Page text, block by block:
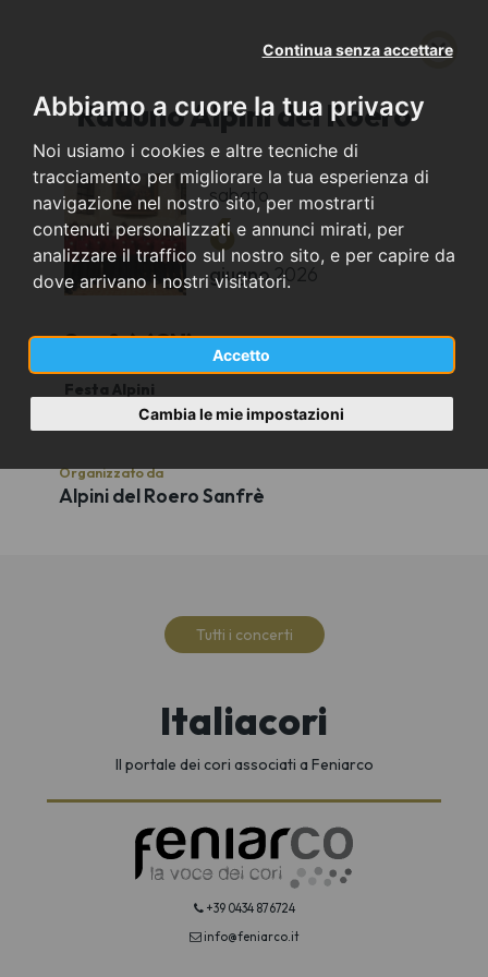
Abbiamo a cuore la tua privacy
Noi usiamo i cookies e altre tecniche di
tracciamento per migliorare la tua esperienza di
navigazione nel nostro sito, per mostrarti
contenuti personalizzati e annunci mirati, per
analizzare il traffico sul nostro sito, e per capire da
dove arrivano i nostri visitatori.
Accetto
Continua senza accettare
Cambia le mie impostazioni
Raduno Alpini del Roero
sabato
6
giugno 2026
Sanfrè (CN)
Festa Alpini
Organizzato da
Alpini del Roero Sanfrè
Tutti i concerti
Italiacori
Il portale dei cori associati a Feniarco
+39 0434 876724
info@feniarco.it